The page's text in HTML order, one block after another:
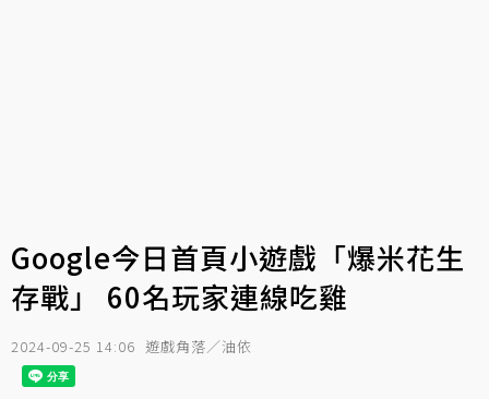
Google今日首頁小遊戲「爆米花生
存戰」 60名玩家連線吃雞
2024-09-25 14:06 遊戲角落／油依